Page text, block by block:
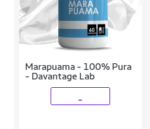
Marapuama - 100% Pura
- Davantage Lab